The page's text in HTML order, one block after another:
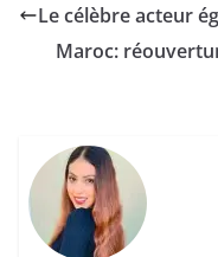
Le célèbre acteur
Maroc: